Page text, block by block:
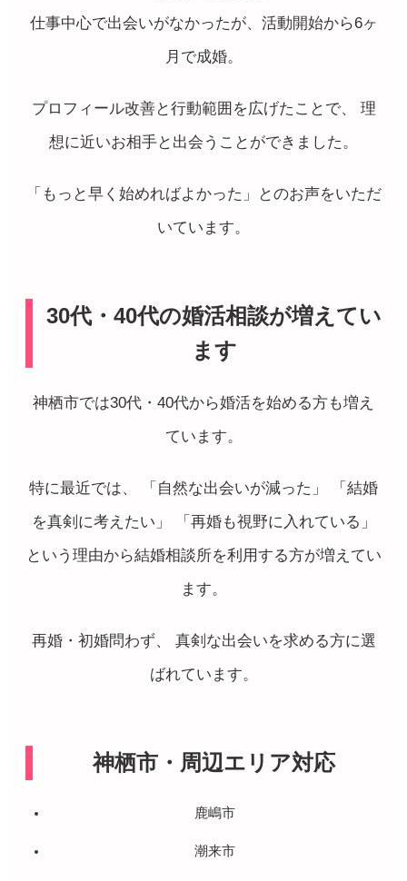
仕事中心で出会いがなかったが、活動開始から6ヶ
月で成婚。
プロフィール改善と行動範囲を広げたことで、 理
想に近いお相手と出会うことができました。
「もっと早く始めればよかった」とのお声をいただ
いています。
30代・40代の婚活相談が増えてい
ます
神栖市では30代・40代から婚活を始める方も増え
ています。
特に最近では、 「自然な出会いが減った」 「結婚
を真剣に考えたい」 「再婚も視野に入れている」
という理由から結婚相談所を利用する方が増えてい
ます。
再婚・初婚問わず、 真剣な出会いを求める方に選
ばれています。
神栖市・周辺エリア対応
鹿嶋市
潮来市